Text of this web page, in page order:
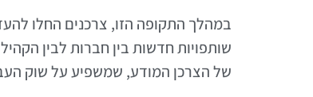
במהלך התקופה הזו, צרכנים החלו
שותפויות חדשות בין חברות לבין
של הצרכן המודע, שמשפיע על שוק